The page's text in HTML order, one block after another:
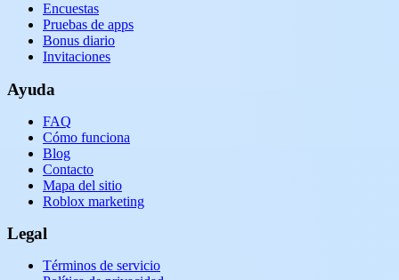
Encuestas
Pruebas de apps
Bonus diario
Invitaciones
Ayuda
FAQ
Cómo funciona
Blog
Contacto
Mapa del sitio
Roblox marketing
Legal
Términos de servicio